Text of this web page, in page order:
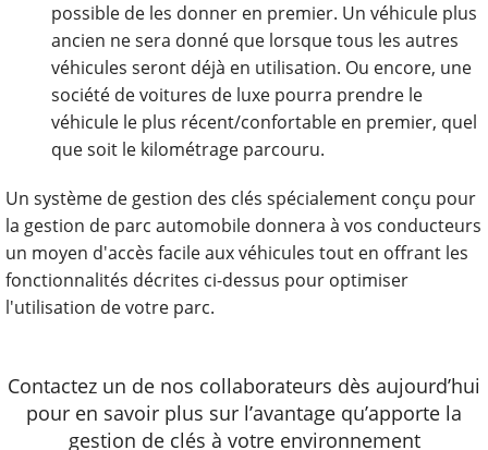
possible de les donner en premier. Un véhicule plus
ancien ne sera donné que lorsque tous les autres
véhicules seront déjà en utilisation. Ou encore, une
société de voitures de luxe pourra prendre le
véhicule le plus récent/confortable en premier, quel
que soit le kilométrage parcouru.
Un système de gestion des clés spécialement conçu pour
la gestion de parc automobile donnera à vos conducteurs
un moyen d'accès facile aux véhicules tout en offrant les
fonctionnalités décrites ci-dessus pour optimiser
l'utilisation de votre parc.
Contactez un de nos collaborateurs dès aujourd’hui
pour en savoir plus sur l’avantage qu’apporte la
gestion de clés à votre environnement